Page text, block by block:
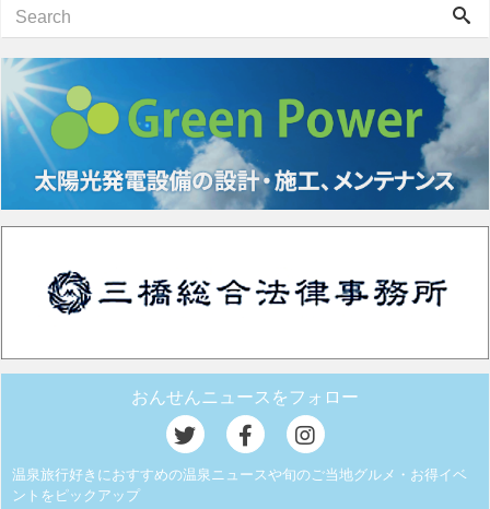
おんせんニュースをフォロー
温泉旅行好きにおすすめの温泉ニュースや旬のご当地グルメ・お得イベ
ントをピックアップ